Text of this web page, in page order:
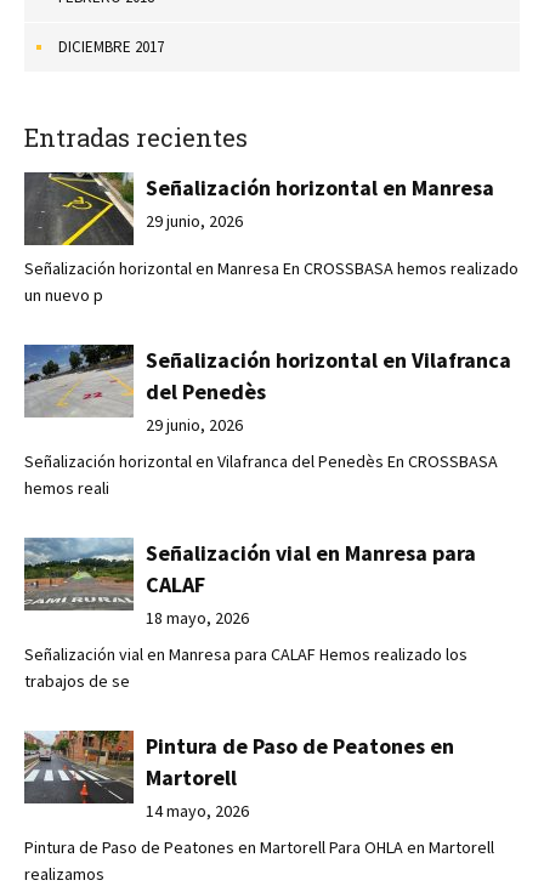
DICIEMBRE 2017
Entradas recientes
Señalización horizontal en Manresa
29 junio, 2026
Señalización horizontal en Manresa En CROSSBASA hemos realizado
un nuevo p
Señalización horizontal en Vilafranca
del Penedès
29 junio, 2026
Señalización horizontal en Vilafranca del Penedès En CROSSBASA
hemos reali
Señalización vial en Manresa para
CALAF
18 mayo, 2026
Señalización vial en Manresa para CALAF Hemos realizado los
trabajos de se
Pintura de Paso de Peatones en
Martorell
14 mayo, 2026
Pintura de Paso de Peatones en Martorell Para OHLA en Martorell
realizamos